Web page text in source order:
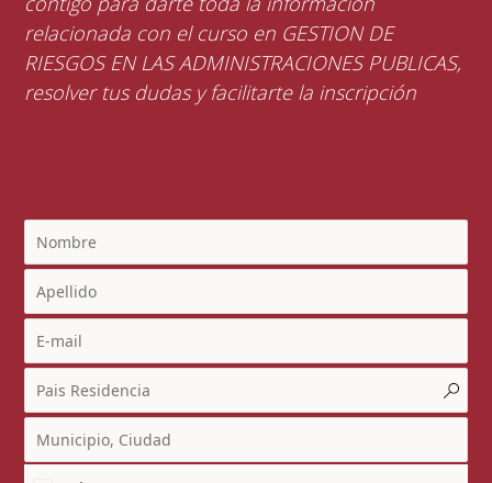
relacionada con el curso en GESTION DE
RIESGOS EN LAS ADMINISTRACIONES PUBLICAS,
resolver tus dudas y facilitarte la inscripción